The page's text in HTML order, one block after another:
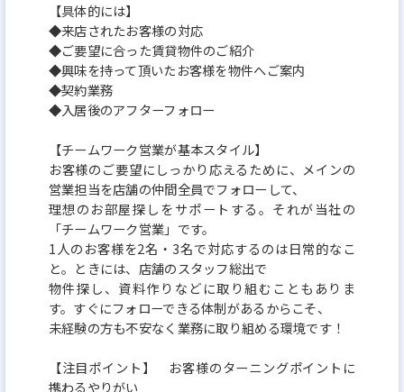
【具体的には】
◆来店されたお客様の対応
◆ご要望に合った賃貸物件のご紹介
◆興味を持って頂いたお客様を物件へご案内
◆契約業務
◆入居後のアフターフォロー
【チームワーク営業が基本スタイル】
お客様のご要望にしっかり応えるために、メインの
営業担当を店舗の仲間全員でフォローして、
理想のお部屋探しをサポートする。それが当社の
「チームワーク営業」です。
1人のお客様を2名・3名で対応するのは日常的なこ
と。ときには、店舗のスタッフ総出で
物件探し、資料作りなどに取り組むこともありま
す。すぐにフォローできる体制があるからこそ、
未経験の方も不安なく業務に取り組める環境です！
【注目ポイント】 お客様のターニングポイントに
携わるやりがい